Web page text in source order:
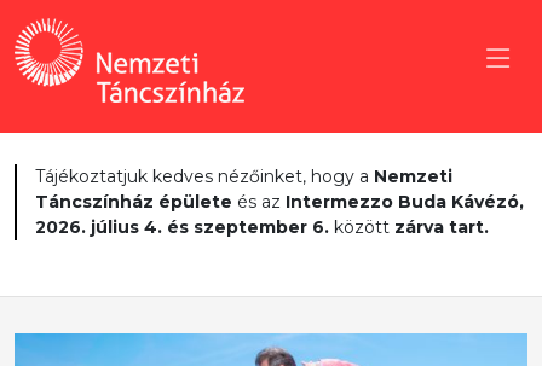
Tájékoztatjuk kedves nézőinket, hogy a Nemzeti
Táncszínház épülete és az Intermezzo Buda Kávézó,
2026. július 4. és szeptember 6. között zárva tart.